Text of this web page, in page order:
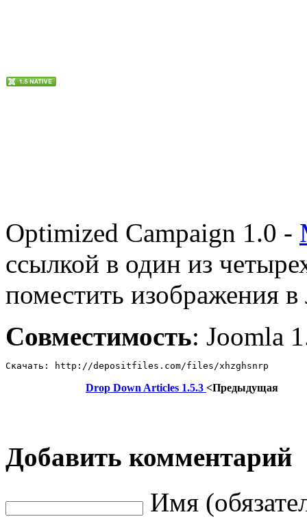
Optimized Campaign 1.0 -
ссылкой в один из
поместить изображения
Совместимость: Joomla
Скачать: http://depositfiles.com/files/xhzghsnrp
Drop Down Articles 1.5.3 <Предыдущая
Добавить комментарий
Имя